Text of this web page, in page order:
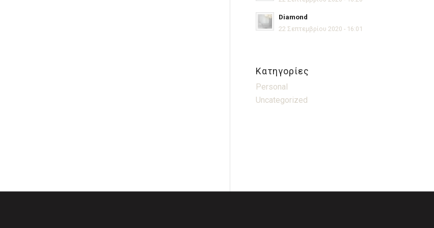
Diamond
22 Σεπτεμβρίου 2020 - 16:01
Kατηγορίες
Personal
Uncategorized